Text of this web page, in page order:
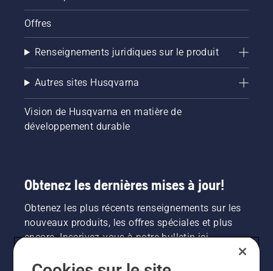
Offres
Renseignements juridiques sur le produit
Autres sites Husqvarna
Vision de Husqvarna en matière de
développement durable
Obtenez les dernières mises à jour!
Obtenez les plus récents renseignements sur les
nouveaux produits, les offres spéciales et plus
encore. Inscrivez-vous à notre bulletin ici.